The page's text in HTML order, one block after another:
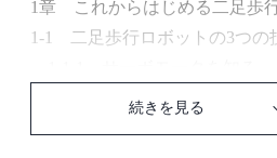
1章 これからはじめる二足歩
1-1 二足歩行ロボットの3つの
1-1-2 運動学を理解する
続きを見る